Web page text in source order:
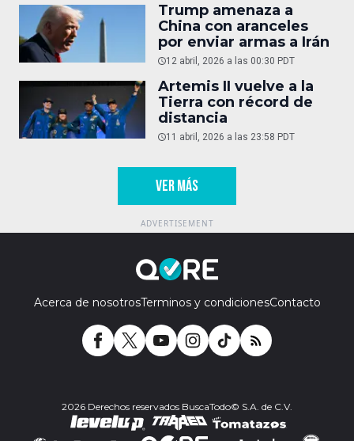
Trump amenaza a
China con aranceles
por enviar armas a Irán
12 abril, 2026 a las 00:30 PDT
Artemis II vuelve a la
Tierra con récord de
distancia
11 abril, 2026 a las 23:58 PDT
VER MÁS
Acerca de nosotrosTerminos y condicionesContacto
2026 Derechos reservados BuscaTodo© S.A. de C.V.